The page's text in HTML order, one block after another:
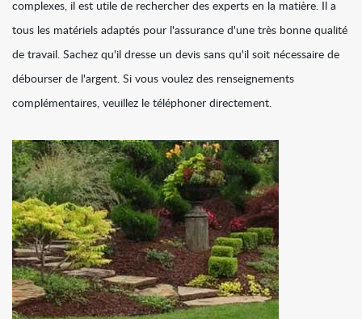
complexes, il est utile de rechercher des experts en la matière. Il a
tous les matériels adaptés pour l'assurance d'une très bonne qualité
de travail. Sachez qu'il dresse un devis sans qu'il soit nécessaire de
débourser de l'argent. Si vous voulez des renseignements
complémentaires, veuillez le téléphoner directement.